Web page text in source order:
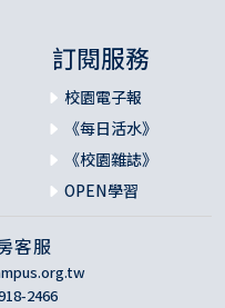
訂閱服務
校園電子報
《每日活水》
《校園雜誌》
OPEN學習
客服
2466